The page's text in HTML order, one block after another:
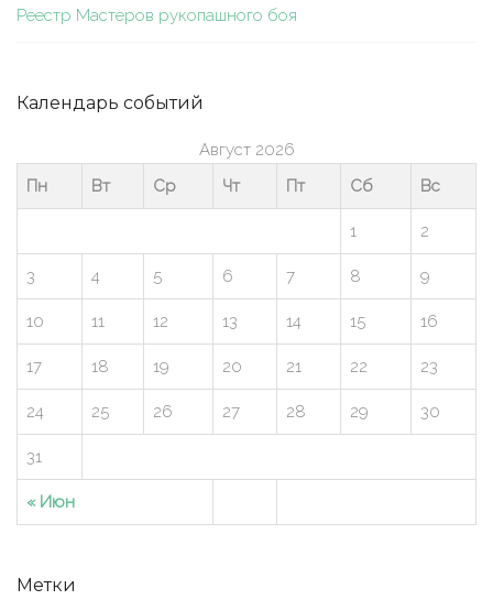
Реестр Мастеров рукопашного боя
Календарь событий
Август 2026
Пн
Вт Ср Чт Пт Сб Вс
« Июн
1 2
3 4 5 6 7 8 9
10 11 12 13 14 15 16
17 18 19 20 21 22 23
24 25 26 27 28 29 30
31
Метки